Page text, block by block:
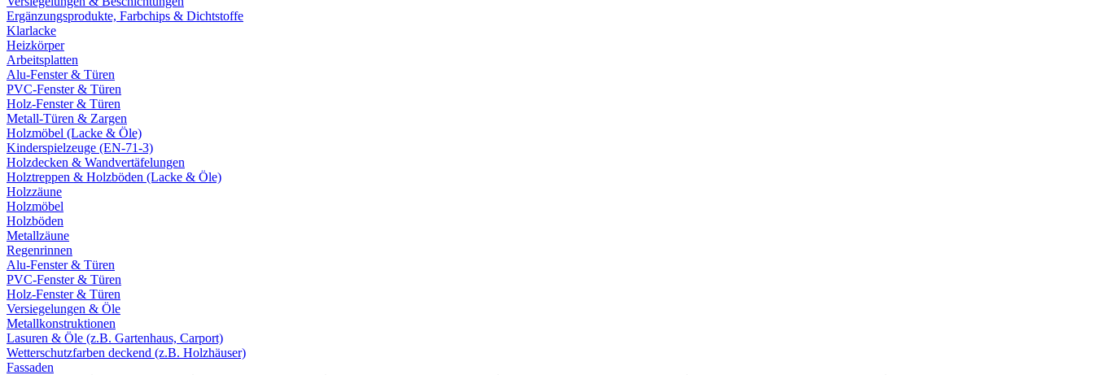
Ergänzungsprodukte, Farbchips & Dichtstoffe
Klarlacke
Heizkörper
Arbeitsplatten
Alu-Fenster & Türen
PVC-Fenster & Türen
Holz-Fenster & Türen
Metall-Türen & Zargen
Holzmöbel (Lacke & Öle)
Kinderspielzeuge (EN-71-3)
Holzdecken & Wandvertäfelungen
Holztreppen & Holzböden (Lacke & Öle)
Holzzäune
Holzmöbel
Holzböden
Metallzäune
Regenrinnen
Alu-Fenster & Türen
PVC-Fenster & Türen
Holz-Fenster & Türen
Versiegelungen & Öle
Metallkonstruktionen
Lasuren & Öle (z.B. Gartenhaus, Carport)
Wetterschutzfarben deckend (z.B. Holzhäuser)
Fassaden